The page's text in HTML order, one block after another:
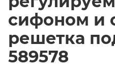
сифоном и
решетка
589578